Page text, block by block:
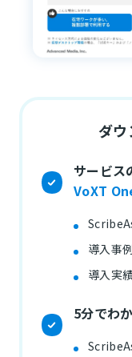
ダ
サービス
VoXT
導入事例
導入実
5分でわ